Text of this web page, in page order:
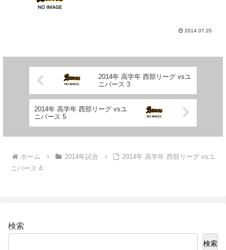
2014.07.20
2014年 高学年 西部リーグ vsユ
ニバース 3
2014年 高学年 西部リーグ vsユ
ニバース 5
ホーム 2014年試合
2014年 高学年 西部リーグ vsユ
ニバース 4
検索
検索